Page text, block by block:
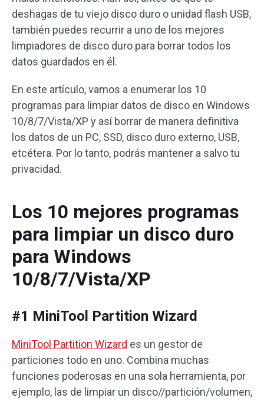
deshagas de tu viejo disco duro o unidad flash USB,
también puedes recurrir a uno de los mejores
limpiadores de disco duro para borrar todos los
datos guardados en él.
En este artículo, vamos a enumerar los 10
programas para limpiar datos de disco en Windows
10/8/7/Vista/XP y así borrar de manera definitiva
los datos de un PC, SSD, disco duro externo, USB,
etcétera. Por lo tanto, podrás mantener a salvo tu
privacidad.
Los 10 mejores programas
para limpiar un disco duro
para Windows
10/8/7/Vista/XP
#1 MiniTool Partition Wizard
MiniTool Partition Wizard es un gestor de
particiones todo en uno. Combina muchas
funciones poderosas en una sola herramienta, por
ejemplo, las de limpiar un disco//partición/volumen,